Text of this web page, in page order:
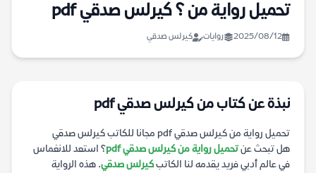
تحميل رواية من ؟ كيرلس صدقي pdf
2025/08/12 روايات كيرلس صدقي
نبذة عن كتاب من كيرلس صدقي pdf
تحميل رواية من كيرلس صدقي pdf مجانا للكاتب كيرلس صدقي
هل تبحث عنتحميل رواية من كيرلس صدقي pdf
؟ استعد للانغماس
في عالم أدبي فريد يقدمه لنا الكاتبكيرلس صدقي. هذه الرواية